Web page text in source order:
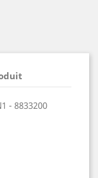
- 8833200